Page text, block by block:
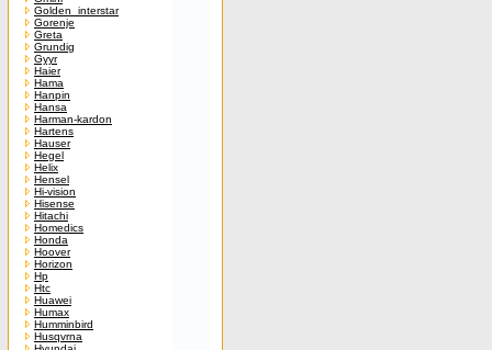
Golden_interstar
Gorenje
Greta
Grundig
Gyyr
Haier
Hama
Hanpin
Hansa
Harman-kardon
Hartens
Hauser
Hegel
Helix
Hensel
Hi-vision
Hisense
Hitachi
Homedics
Honda
Hoover
Horizon
Hp
Htc
Huawei
Humax
Humminbird
Husqvrna